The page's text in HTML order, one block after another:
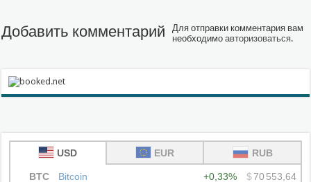
Добавить комментарий
Для отправки комментария вам
необходимоавторизоваться.